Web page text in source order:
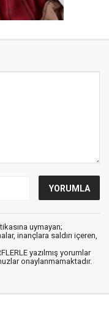
uymayan;
inançlara saldırı içeren,
yazılmış yorumlar
onaylanmamaktadır.